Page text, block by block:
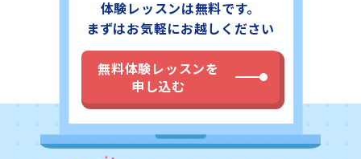
体験レッスンは無料です。
まずはお気軽にお越しください
無料体験レッスンを
申し込む